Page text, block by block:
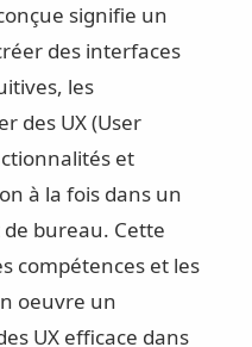
signifie un
des interfaces
les
des UX (User
et
à la fois dans un
bureau. Cette
compétences et les
oeuvre un
UX efficace dans